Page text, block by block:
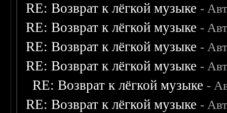
RE: Возврат к лёгкой музыке -
RE: Возврат к лёгкой музыке -
RE: Возврат к лёгкой музыке -
RE: Возврат к лёгкой музыке -
RE: Возврат к лёгкой музыке -
RE: Возврат к лёгкой музыке -